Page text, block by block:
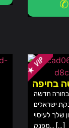
בחיפה
בחורה חדשה
ישראלים
שלך לעיסוי
מפנק… […]